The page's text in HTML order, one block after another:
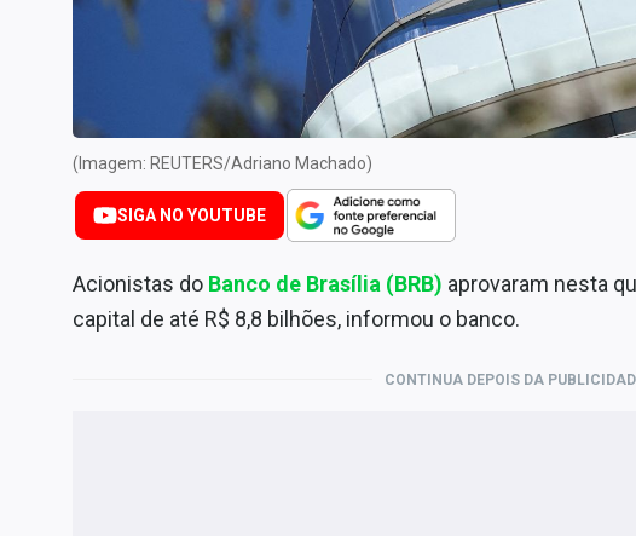
Internacional
Expediente
(Imagem: REUTERS/Adriano Machado)
SIGA NO YOUTUBE
Acionistas do Banco de Brasília (BRB) aprovaram nesta
capital de até R$ 8,8 bilhões, informou o banco.
CONTINUA DEPOIS DA